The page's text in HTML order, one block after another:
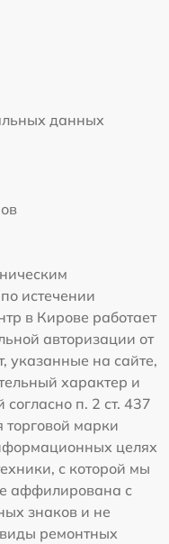
данных
истечении
в Кирове работает
авторизации от
указанные на сайте,
характер и
п. 2 ст. 437
марки
целях
с которой мы
аффилирована с
знаков и не
ремонтных